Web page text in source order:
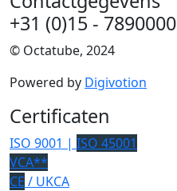
+31 (0)15 - 7890000
© Octatube, 2024
Powered by Digivotion
Certificaten
ISO 9001 | ISO 45001
VCA**
CE / UKCA